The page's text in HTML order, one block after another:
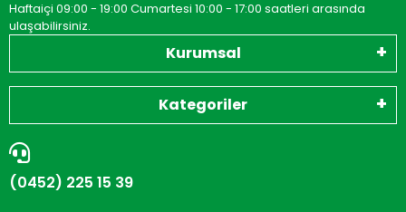
Haftaiçi 09:00 - 19:00 Cumartesi 10:00 - 17:00 saatleri arasında
ulaşabilirsiniz.
Kurumsal
Kategoriler
(0452) 225 15 39